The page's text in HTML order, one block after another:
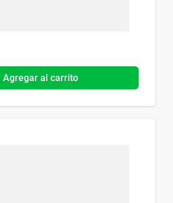
Agregar al carrito